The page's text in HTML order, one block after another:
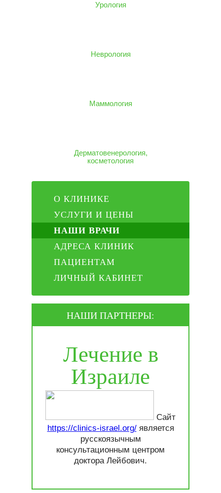
Урология
Неврология
Маммология
Дерматовенерология,
косметология
О КЛИНИКЕ
УСЛУГИ И ЦЕНЫ
НАШИ ВРАЧИ
АДРЕСА КЛИНИК
ПАЦИЕНТАМ
ЛИЧНЫЙ КАБИНЕТ
НАШИ ПАРТНЕРЫ:
Лечение в
Израиле
Сайт
https://clinics-israel.org/является
русскоязычным
консультационным центром
доктора Лейбович.